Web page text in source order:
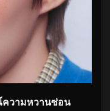
ความหวานซ่อน